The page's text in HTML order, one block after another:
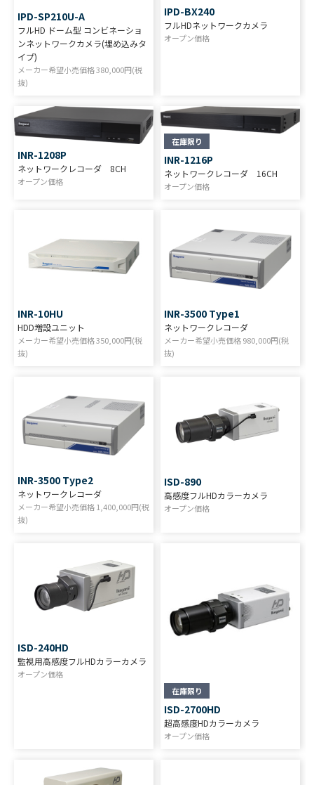
IPD-SP210U-A
フルHD ドーム型 コンビネーショ
ンネットワークカメラ(埋め込みタ
イプ)
メーカー希望小売価格380,000円(税
抜)
IPD-BX240
フルHDネットワークカメラ
オープン価格
INR-1208P
ネットワークレコーダ 8CH
オープン価格
在庫限り
INR-1216P
ネットワークレコーダ 16CH
オープン価格
INR-10HU
HDD増設ユニット
メーカー希望小売価格350,000円(税
抜)
INR-3500 Type1
ネットワークレコーダ
メーカー希望小売価格980,000円(税
抜)
INR-3500 Type2
ネットワークレコーダ
メーカー希望小売価格1,400,000円(税
抜)
ISD-890
高感度フルHDカラーカメラ
オープン価格
ISD-240HD
監視用高感度フルHDカラーカメラ
オープン価格
在庫限り
ISD-2700HD
超高感度HDカラーカメラ
オープン価格